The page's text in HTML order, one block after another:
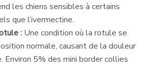
les chiens sensibles à certains
que l’ivermectine.
: Une condition où la rotule se
normale, causant de la douleur
Environ 5% des mini border collies